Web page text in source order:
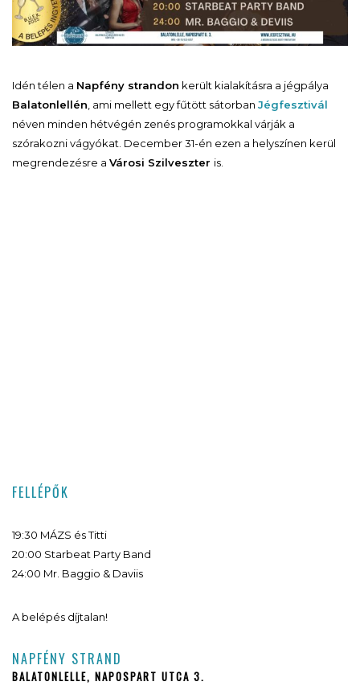
Idén télen a Napfény strandon került kialakításra a jégpálya
Balatonlellén , ami mellett egy fűtött sátorban Jégfesztivál
néven minden hétvégén zenés programokkal várják a
szórakozni vágyókat. December 31-én ezen a helyszínen kerül
megrendezésre a Városi Szilveszter is.
FELLÉPŐK
19:30 MÁZS és Titti
20:00 Starbeat Party Band
24:00 Mr. Baggio & Daviis
A belépés díjtalan!
NAPFÉNY STRAND
BALATONLELLE, NAPOSPART UTCA 3.